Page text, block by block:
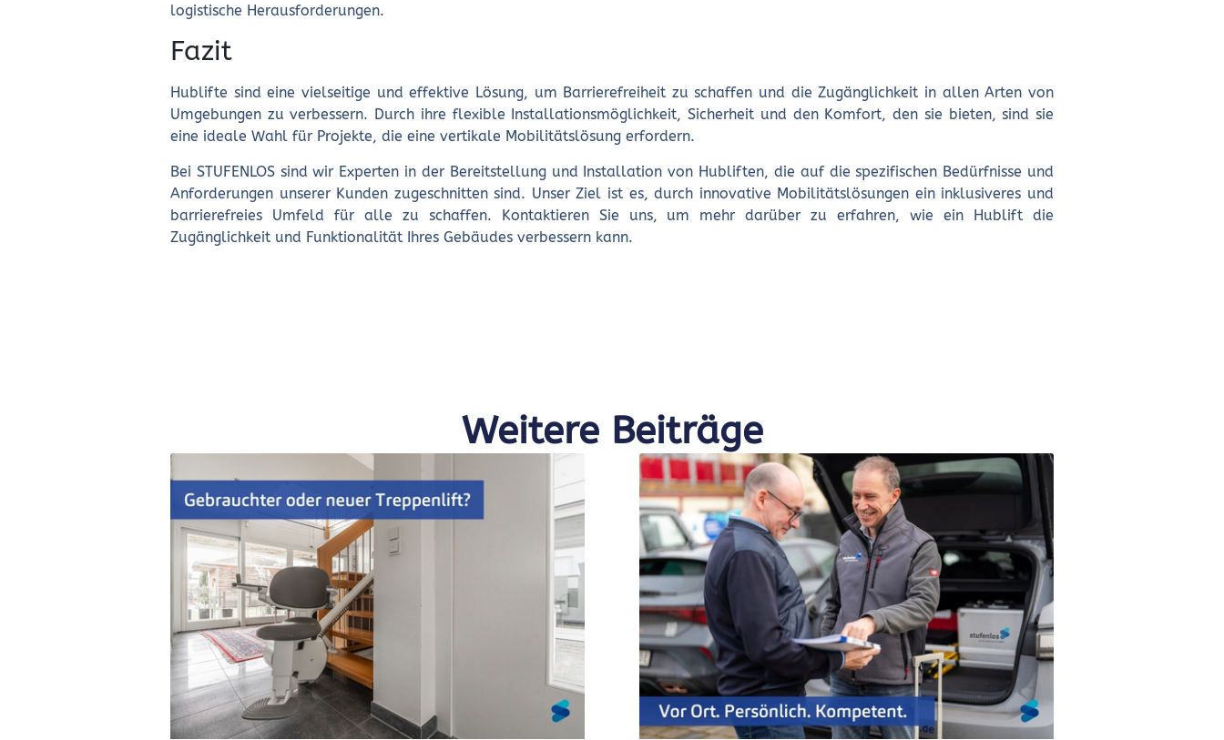
logistische Herausforderungen.
Fazit
Hublifte sind eine vielseitige und effektive Lösung, um Barrierefreiheit zu schaffen und die Zugänglichkeit in allen Arten von
Umgebungen zu verbessern. Durch ihre flexible Installationsmöglichkeit, Sicherheit und den Komfort, den sie bieten, sind sie
eine ideale Wahl für Projekte, die eine vertikale Mobilitätslösung erfordern.
Bei STUFENLOS sind wir Experten in der Bereitstellung und Installation von Hubliften, die auf die spezifischen Bedürfnisse und
Anforderungen unserer Kunden zugeschnitten sind. Unser Ziel ist es, durch innovative Mobilitätslösungen ein inklusiveres und
barrierefreies Umfeld für alle zu schaffen. Kontaktieren Sie uns, um mehr darüber zu erfahren, wie ein Hublift die
Zugänglichkeit und Funktionalität Ihres Gebäudes verbessern kann.
Weitere Beiträge